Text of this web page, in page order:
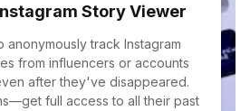
Story Viewer
anonymously track Instagram
from influencers or accounts
after they've disappeared.
full access to all their past